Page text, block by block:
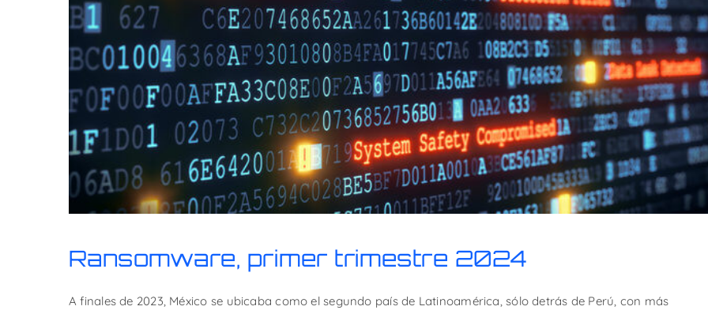
Ransomware, primer trimestre 2024
A finales de 2023, México se ubicaba como el segundo país de Latinoamérica, sólo detrás de Perú, con más